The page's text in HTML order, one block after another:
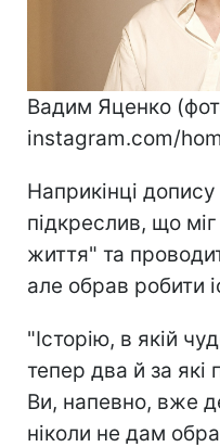
Вадим Яценко
instagram.com/
Наприкінці
підкреслив, що
життя" та
але обрав робити
"Історію, в якій
тепер два й за які
Ви, напевно, вже
ніколи не дам